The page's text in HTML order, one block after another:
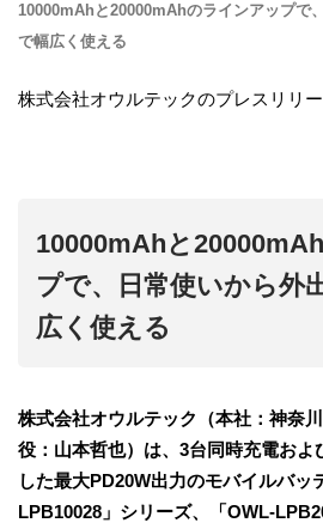
10000mAhと20000mAhのラインアップで
で幅広く使える
株式会社オウルテックのプレスリリ
10000mAhと
プで、日常使いから外
広く使える
株式会社オウルテック（本社：神奈
役：山本哲也）は、3台同時充電およ
した最大PD20W出力のモバイルバッ
LPB10028」シリーズ、「OWL-